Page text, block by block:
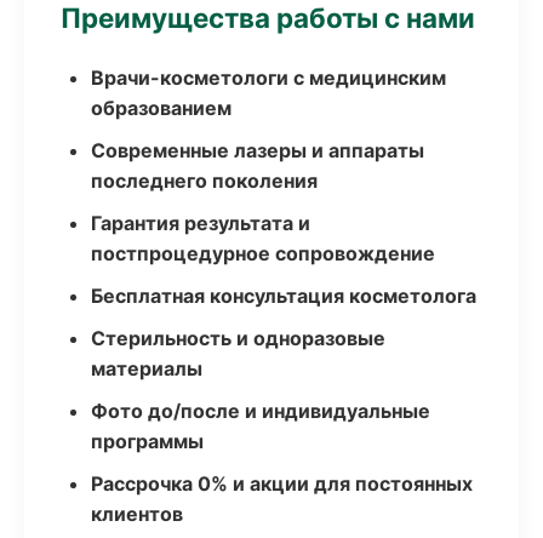
Преимущества работы с нами
Врачи-косметологи с медицинским
образованием
Современные лазеры и аппараты
последнего поколения
Гарантия результата и
постпроцедурное сопровождение
Бесплатная консультация косметолога
Стерильность и одноразовые
материалы
Фото до/после и индивидуальные
программы
Рассрочка 0% и акции для постоянных
клиентов